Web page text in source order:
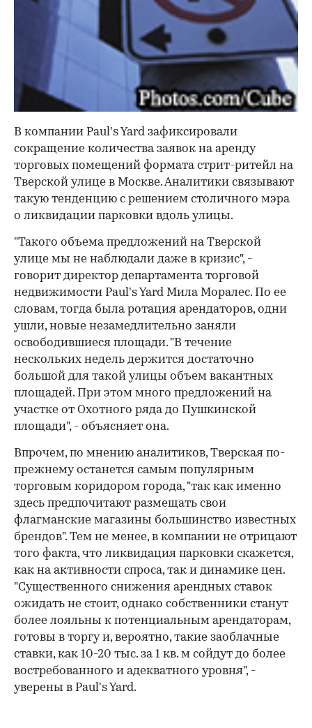
В компании Paul's Yard зафиксировали
сокращение количества заявок на аренду
торговых помещений формата стрит-ритейл на
Тверской улице в Москве. Аналитики связывают
такую тенденцию с решением столичного мэра
о ликвидации парковки вдоль улицы.
"Такого объема предложений на Тверской
улице мы не наблюдали даже в кризис", -
говорит директор департамента торговой
недвижимости Paul's Yard Мила Моралес. По ее
словам, тогда была ротация арендаторов, одни
ушли, новые незамедлительно заняли
освободившиеся площади. "В течение
нескольких недель держится достаточно
большой для такой улицы объем вакантных
площадей. При этом много предложений на
участке от Охотного ряда до Пушкинской
площади", - объясняет она.
Впрочем, по мнению аналитиков, Тверская по-
прежнему останется самым популярным
торговым коридором города, "так как именно
здесь предпочитают размещать свои
флагманские магазины большинство известных
брендов". Тем не менее, в компании не отрицают
того факта, что ликвидация парковки скажется,
как на активности спроса, так и динамике цен.
"Существенного снижения арендных ставок
ожидать не стоит, однако собственники станут
более лояльны к потенциальным арендаторам,
готовы в торгу и, вероятно, такие заоблачные
ставки, как 10-20 тыс. за 1 кв. м сойдут до более
востребованного и адекватного уровня", -
уверены в Paul's Yard.